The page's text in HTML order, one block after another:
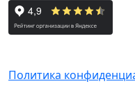
Политика